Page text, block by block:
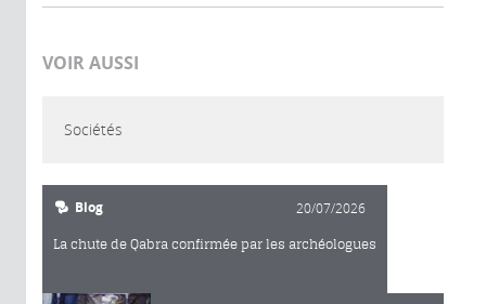
VOIR AUSSI
Sociétés
Blog 20/07/2026
La chute de Qabra confirmée par les archéologues